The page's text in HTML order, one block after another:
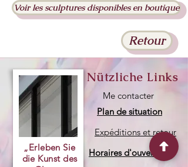
Voir les sculptures disponibles en boutique
Retour
„Erleben Sie
die Kunst des
Nützliche Links
Me contacter
Plan de situation
Expéditions et retour
Horaires d'ouvertures